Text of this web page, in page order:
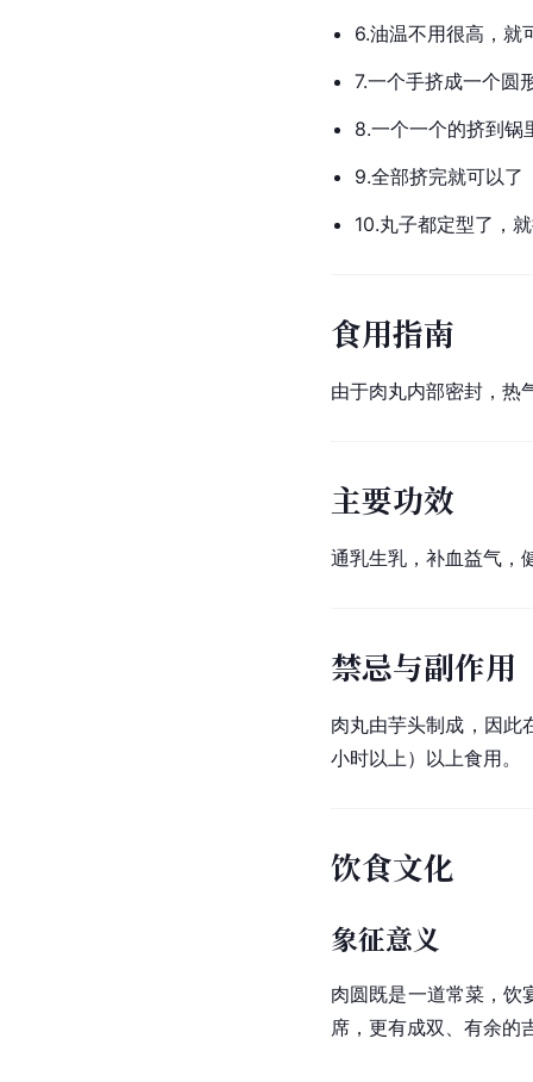
6.油温不用很高，就
7.一个手挤成一个圆
8.一个一个的挤到锅
9.全部挤完就可以了
10.丸子都定型了，
食用指南
由于肉丸内部密封，热
主要功效
通乳生乳，补血益气，
禁忌与副作用
肉丸由芋头制成，因此
小时以上）以上食用。
饮食文化
象征意义
肉圆既是一道常菜，饮
席，更有成双、有余的